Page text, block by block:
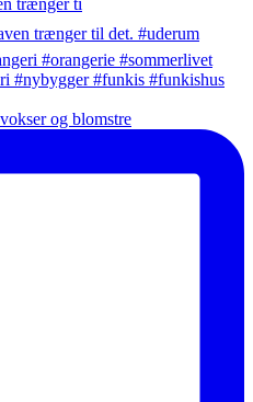
trænger ti
og blomstre